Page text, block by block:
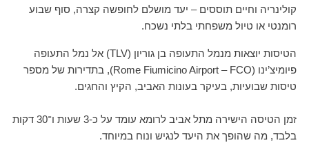
קולינריה וחיים תוססים – יעד מושלם לחופשה קצרה, סוף שבוע
רומנטי או טיול משפחתי בלתי נשכח.
הטיסות יוצאות מנמל התעופה בן גוריון (TLV) אל נמל התעופה
פיומיצ’ינו (Rome Fiumicino Airport – FCO), בתדירות של מספר
טיסות שבועיות, בעיקר בעונות האביב, הקיץ והחגים.
זמן הטיסה הישירה מתל אביב לרומא עומד על כ-3 שעות ו־30 דקות
בלבד, מה שהופך את היעד לנגיש ונוח במיוחד.